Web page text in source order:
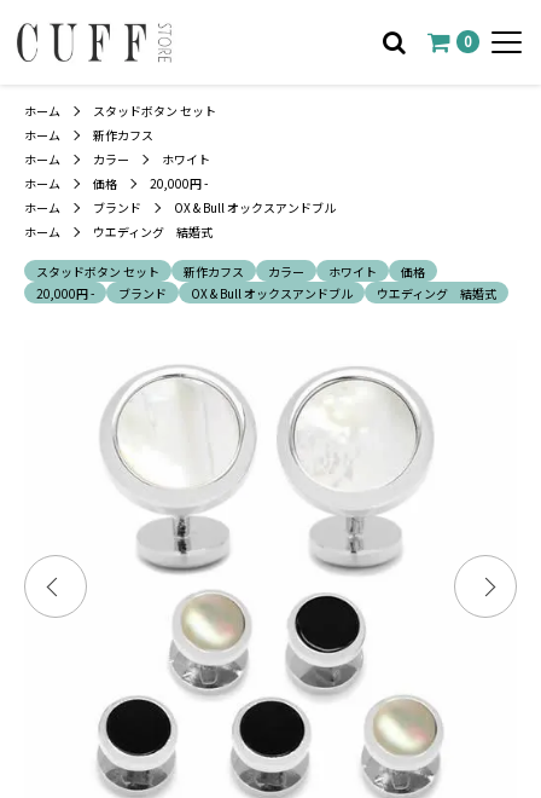
0
ホーム
スタッドボタン セット
ホーム
新作カフス
ホーム
カラー
ホワイト
ホーム
価格
20,000円 -
ホーム
ブランド
OX & Bull オックスアンドブル
ホーム
ウエディング 結婚式
スタッドボタン セット 新作カフス カラー ホワイト
価格
20,000円 -
ブランド OX & Bull オックスアンドブル ウエディング 結婚式